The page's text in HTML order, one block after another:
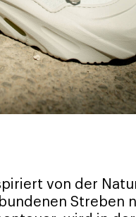
von der
Streben